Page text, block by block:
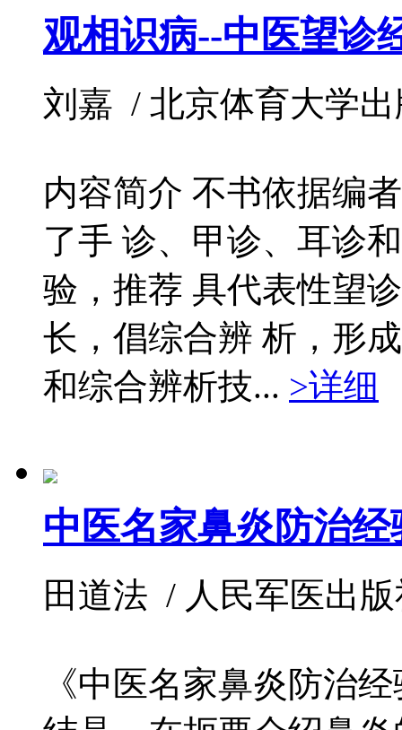
观相识病--中医望诊
刘嘉 / 北京体育大学
内容简介 不书依据编
了手 诊、甲诊、耳诊
验，推荐 具代表性望
长，倡综合辨 析，形
和综合辨析技... >详细
中医名家鼻炎防治经
田道法 / 人民军医出
《中医名家鼻炎防治